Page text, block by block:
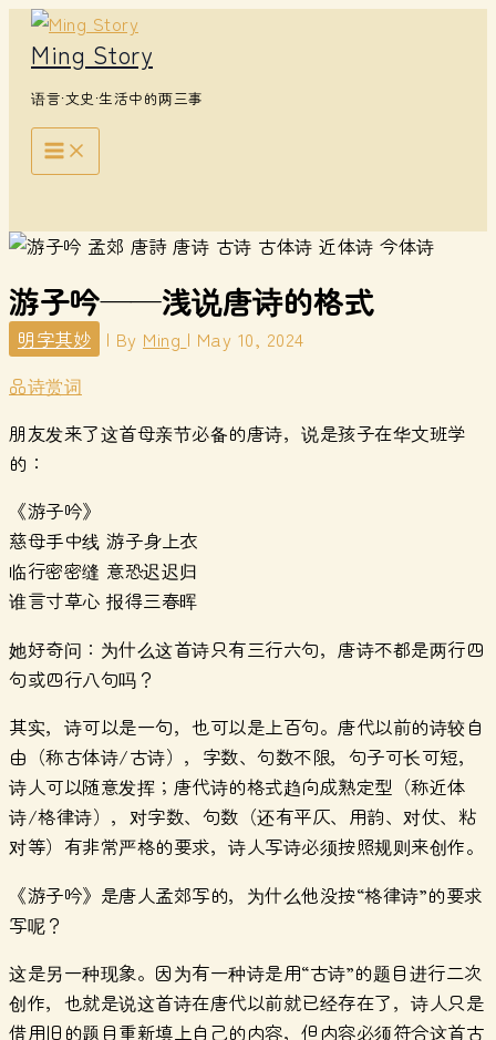
Skip
Ming Story
语言·文史·生活中的两三事
游子吟——浅说唐诗的格式
明字其妙 | By Ming | May 10, 2024
品诗赏词
朋友发来了这首母亲节必备的唐诗，说是孩子在华文班学
的：
《游子吟》
慈母手中线 游子身上衣
临行密密缝 意恐迟迟归
谁言寸草心 报得三春晖
她好奇问：为什么这首诗只有三行六句，唐诗不都是两行四
句或四行八句吗？
其实，诗可以是一句，也可以是上百句。唐代以前的诗较自
由（称古体诗/古诗），字数、句数不限，句子可长可短，
诗人可以随意发挥；唐代诗的格式趋向成熟定型（称近体
诗/格律诗），对字数、句数（还有平仄、用韵、对仗、粘
对等）有非常严格的要求，诗人写诗必须按照规则来创作。
《游子吟》是唐人孟郊写的，为什么他没按“格律诗”的要求
写呢？
这是另一种现象。因为有一种诗是用“古诗”的题目进行二次
创作，也就是说这首诗在唐代以前就已经存在了，诗人只是
借用旧的题目重新填上自己的内容，但内容必须符合这首古